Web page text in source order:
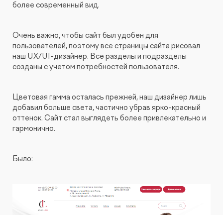
более современный вид.
Очень важно, чтобы сайт был удобен для
пользователей, поэтому все страницы сайта рисовал
наш UX/UI-дизайнер. Все разделы и подразделы
созданы с учетом потребностей пользователя.
Цветовая гамма осталась прежней, наш дизайнер лишь
добавил больше света, частично убрав ярко-красный
оттенок. Сайт стал выглядеть более привлекательно и
гармонично.
Было: